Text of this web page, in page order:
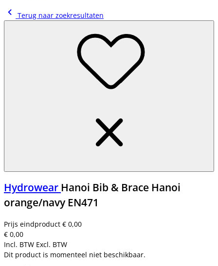
Terug naar zoekresultaten
Hydrowear Hanoi Bib & Brace Hanoi
orange/navy EN471
Prijs eindproduct € 0,00
€ 0,00
Incl. BTW Excl. BTW
Dit product is momenteel niet beschikbaar.